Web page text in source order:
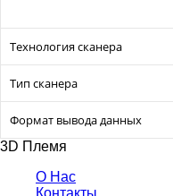
Технология сканера
Тип сканера
Формат вывода данных
3D Племя
О Нас